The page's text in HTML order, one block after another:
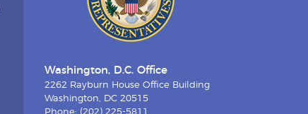
Washington, D.C. Office
2262 Rayburn House Office Building
Washington, DC 20515
Phone: (202) 225-5811